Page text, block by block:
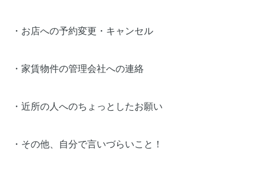
・お店への予約変更・キャンセル
・家賃物件の管理会社への連絡
・近所の人へのちょっとしたお願い
・その他、自分で言いづらいこと！